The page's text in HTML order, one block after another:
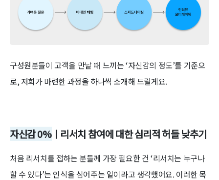
구성원분들이 고객을 만날 때 느끼는 ‘자신감의 정도’를 기준으
로, 저희가 마련한 과정을 하나씩 소개해 드릴게요.
자신감 0%ㅣ리서치 참여에 대한 심리적 허들 낮추기
처음 리서치를 접하는 분들께 가장 필요한 건 ‘리서치는 누구나
할 수 있다’는 인식을 심어주는 일이라고 생각했어요. 이러한 목